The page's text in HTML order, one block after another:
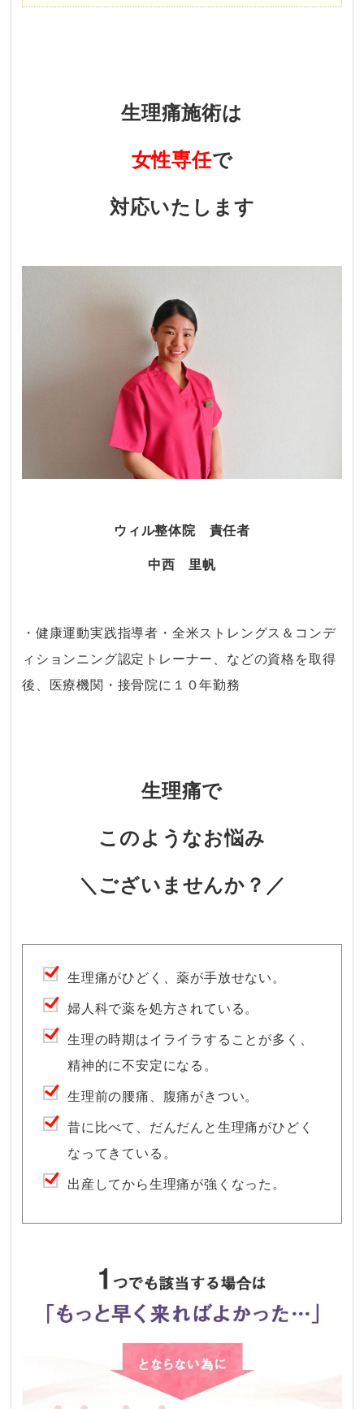
生理痛施術は
女性専任で
対応いたします
ウィル整体院 責任者
中西 里帆
・健康運動実践指導者・全米ストレングス＆コンデ
ィションニング認定トレーナー、などの資格を取得
後、医療機関・接骨院に１０年勤務
生理痛で
このようなお悩み
＼ござい ませんか？／
生理痛がひどく、薬が手放せない。
婦人科で薬を処方されている。
生理の時期はイライラすることが多く、
精神的に不安定になる。
生理前の腰痛、腹痛がきつい。
昔に比べて、だんだんと生理痛がひどく
なってきている。
出産してから生理痛が強くなった。